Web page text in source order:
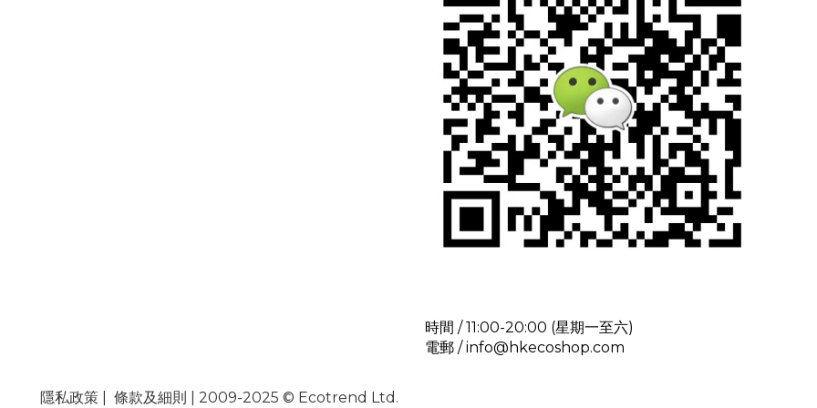
時間 / 11:00-20:00 (星期一至六)
電郵 / info@hkecoshop.com
隱私政策| 條款及細則 | 2009-2025 © Ecotrend Ltd.